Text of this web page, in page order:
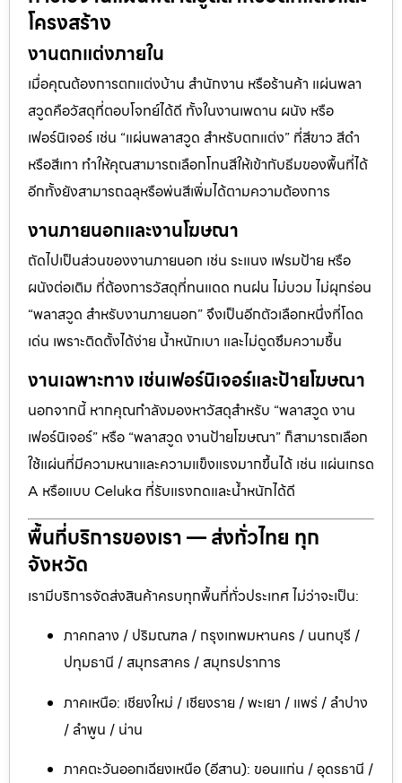
โครงสร้าง
งานตกแต่งภายใน
เมื่อคุณต้องการตกแต่งบ้าน สำนักงาน หรือร้านค้า แผ่นพลา
สวูดคือวัสดุที่ตอบโจทย์ได้ดี ทั้งในงานเพดาน ผนัง หรือ
เฟอร์นิเจอร์ เช่น “แผ่นพลาสวูด สำหรับตกแต่ง” ที่สีขาว สีดำ
หรือสีเทา ทำให้คุณสามารถเลือกโทนสีให้เข้ากับธีมของพื้นที่ได้
อีกทั้งยังสามารถฉลุหรือพ่นสีเพิ่มได้ตามความต้องการ
งานภายนอกและงานโฆษณา
ถัดไปเป็นส่วนของงานภายนอก เช่น ระแนง เฟรมป้าย หรือ
ผนังต่อเติม ที่ต้องการวัสดุที่ทนแดด ทนฝน ไม่บวม ไม่ผุกร่อน
“พลาสวูด สำหรับงานภายนอก” จึงเป็นอีกตัวเลือกหนึ่งที่โดด
เด่น เพราะติดตั้งได้ง่าย น้ำหนักเบา และไม่ดูดซึมความชื้น
งานเฉพาะทาง เช่นเฟอร์นิเจอร์และป้ายโฆษณา
นอกจากนี้ หากคุณกำลังมองหาวัสดุสำหรับ “พลาสวูด งาน
เฟอร์นิเจอร์” หรือ “พลาสวูด งานป้ายโฆษณา” ก็สามารถเลือก
ใช้แผ่นที่มีความหนาและความแข็งแรงมากขึ้นได้ เช่น แผ่นเกรด
A หรือแบบ Celuka ที่รับแรงกดและน้ำหนักได้ดี
พื้นที่บริการของเรา — ส่งทั่วไทย ทุก
จังหวัด
เรามีบริการจัดส่งสินค้าครบทุกพื้นที่ทั่วประเทศ ไม่ว่าจะเป็น:
ภาคกลาง / ปริมณฑล / กรุงเทพมหานคร / นนทบุรี /
ปทุมธานี / สมุทรสาคร / สมุทรปราการ
ภาคเหนือ: เชียงใหม่ / เชียงราย / พะเยา / แพร่ / ลำปาง
/ ลำพูน / น่าน
ภาคตะวันออกเฉียงเหนือ (อีสาน): ขอนแก่น / อุดรธานี /